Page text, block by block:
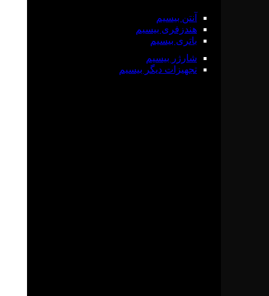
آنتن بیسیم
هندزفری بیسیم
باتری بیسیم
شارژر بیسیم
تجهیزات دیگر بیسیم